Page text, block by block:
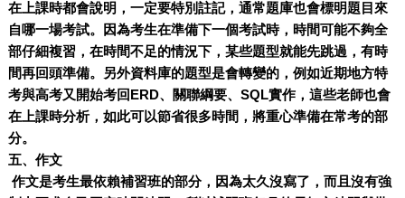
在上課時都會說明，一定要特別註記，通常題庫也會標明題目來
自哪一場考試。因為考生在準備下一個考試時，時間可能不夠全
部仔細複習，在時間不足的情況下，某些題型就能先跳過，有時
間再回頭準備。另外資料庫的題型是會轉變的，例如近期地方特
考與高考又開始考回ERD、關聯綱要、SQL實作，這些老師也會
在上課時分析，如此可以節省很多時間，將重心準備在常考的部
分。
五、作文
作文是考生最依賴補習班的部分，因為太久沒寫了，而且沒有強